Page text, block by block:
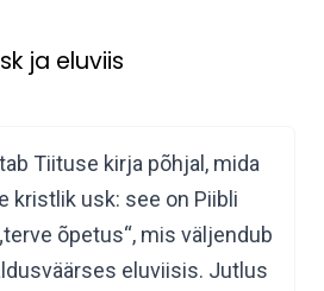
ja eluviis
Tiituse kirja põhjal, mida
kristlik usk: see on Piibli
õpetus“, mis väljendub
eluviisis. Jutlus